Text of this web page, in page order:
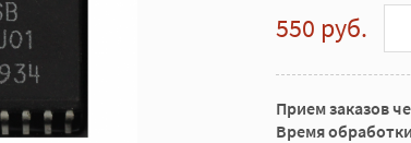
550 руб.
Прием заказов
Время